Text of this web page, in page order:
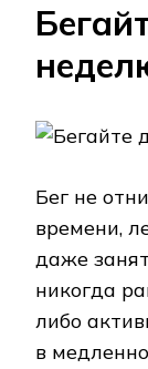
Бег не
времени,
даже
никогда
либо
в